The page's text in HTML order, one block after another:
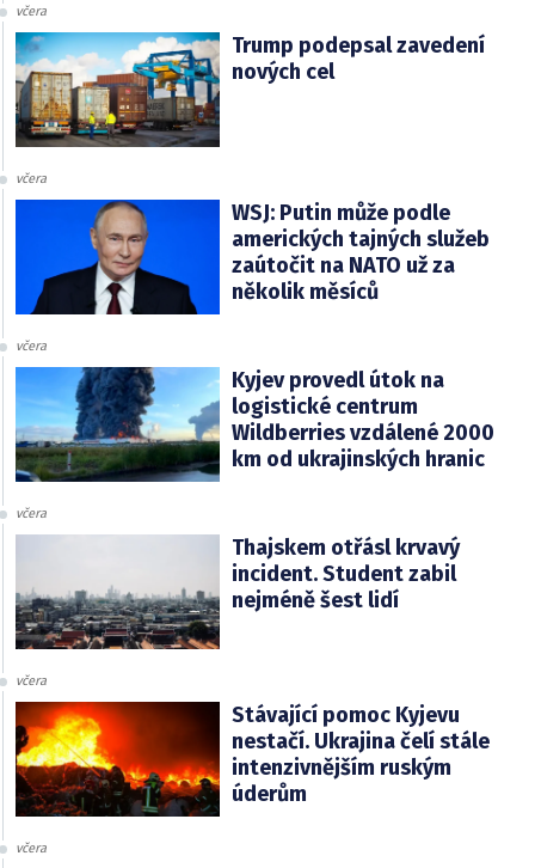
včera
Trump podepsal zavedení
nových cel
včera
WSJ: Putin může podle
amerických tajných služeb
zaútočit na NATO už za
několik měsíců
včera
Kyjev provedl útok na
logistické centrum
Wildberries vzdálené 2000
km od ukrajinských hranic
včera
Thajskem otřásl krvavý
incident. Student zabil
nejméně šest lidí
včera
Stávající pomoc Kyjevu
nestačí. Ukrajina čelí stále
intenzivnějším ruským
úderům
včera